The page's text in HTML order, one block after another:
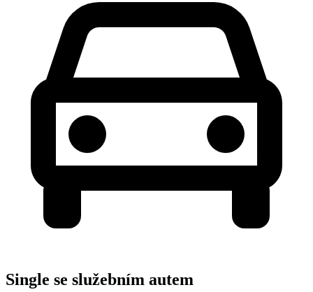
Single se služebním autem